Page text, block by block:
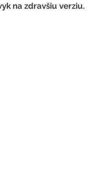
na zdravšiu verziu.